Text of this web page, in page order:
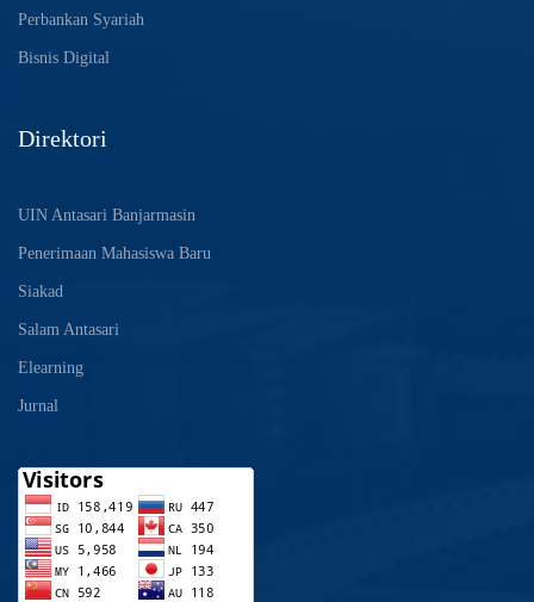
Perbankan Syariah
Bisnis Digital
Direktori
UIN Antasari Banjarmasin
Penerimaan Mahasiswa Baru
Siakad
Salam Antasari
Elearning
Jurnal